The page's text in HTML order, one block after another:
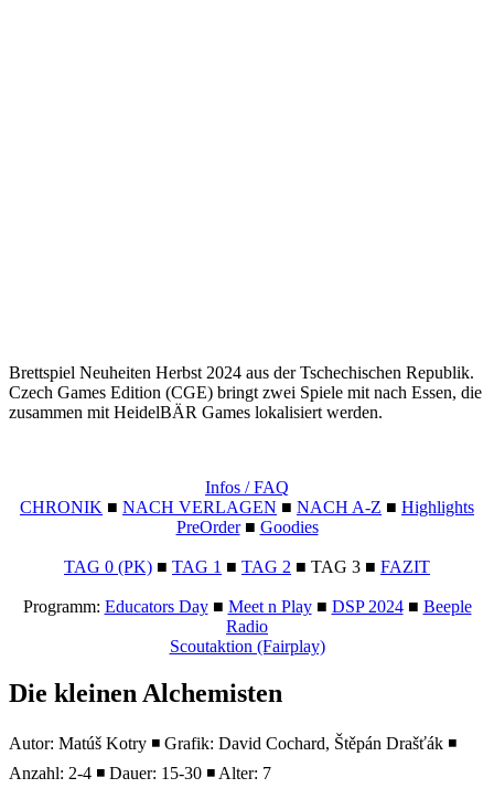
Brettspiel Neuheiten Herbst 2024 aus der Tschechischen Republik.
Czech Games Edition (CGE) bringt zwei Spiele mit nach Essen, die
zusammen mit HeidelBÄR Games lokalisiert werden.
Infos / FAQ
CHRONIK ■ NACH VERLAGEN ■ NACH A-Z ■ Highlights
PreOrder■ Goodies
TAG 0 (PK) ■ TAG 1 ■ TAG 2 ■ TAG 3 ■ FAZIT
Programm: Educators Day■ Meet n Play■ DSP 2024■ Beeple
Radio
Scoutaktion (Fairplay)
Die kleinen Alchemisten
Autor: Matúš Kotry ◾ Grafik: David Cochard, Štěpán Drašťák ◾
Anzahl: 2-4 ◾ Dauer: 15-30 ◾ Alter: 7